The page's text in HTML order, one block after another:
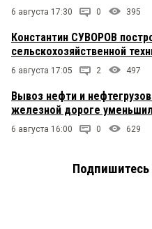
6 августа 17:30 0 395
Константин СУВОРОВ
сельскохозяйственной
6 августа 17:05 2 497
Вывоз нефти и
железной дороге
6 августа 16:00 0 629
Подпишитесь